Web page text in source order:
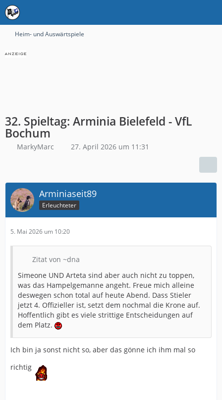
Heim- und Auswärtspiele
32. Spieltag: Arminia Bielefeld - VfL
Bochum
MarkyMarc 27. April 2026 um 11:31
Arminiaseit89
Erleuchteter
5. Mai 2026 um 10:20
Zitat von ~dna
Simeone UND Arteta sind aber auch nicht zu toppen,
was das Hampelgemanne angeht. Freue mich alleine
deswegen schon total auf heute Abend. Dass Stieler
jetzt 4. Offizieller ist, setzt dem nochmal die Krone auf.
Hoffentlich gibt es viele strittige Entscheidungen auf
dem Platz.
Ich bin ja sonst nicht so, aber das gönne ich ihm mal so
richtig